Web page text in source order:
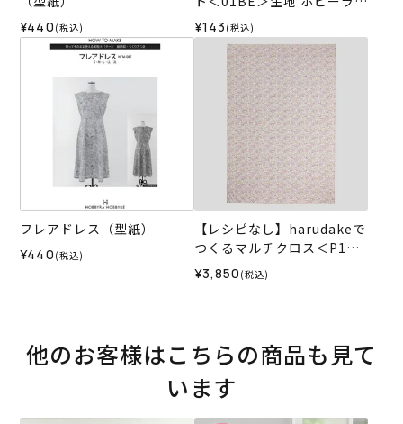
¥440 (税込)
ビーレデザインコレクショ
ン
¥143 (税込)
フレアドレス（型紙）
¥440 (税込)
【レシピなし】harudakeで
つくるマルチクロス＜P1＞
（材料セット）
¥3,850 (税込)
他のお客様はこちらの商品も見て
います